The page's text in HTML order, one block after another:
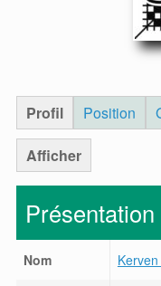
Profil Position
Afficher
Présentation
Nom